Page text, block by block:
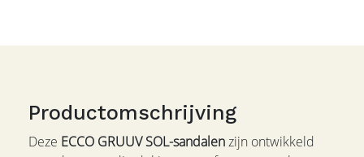
Productomschrijving
Deze ECCO GRUUV SOL-sandalenzijn ontwikkeld